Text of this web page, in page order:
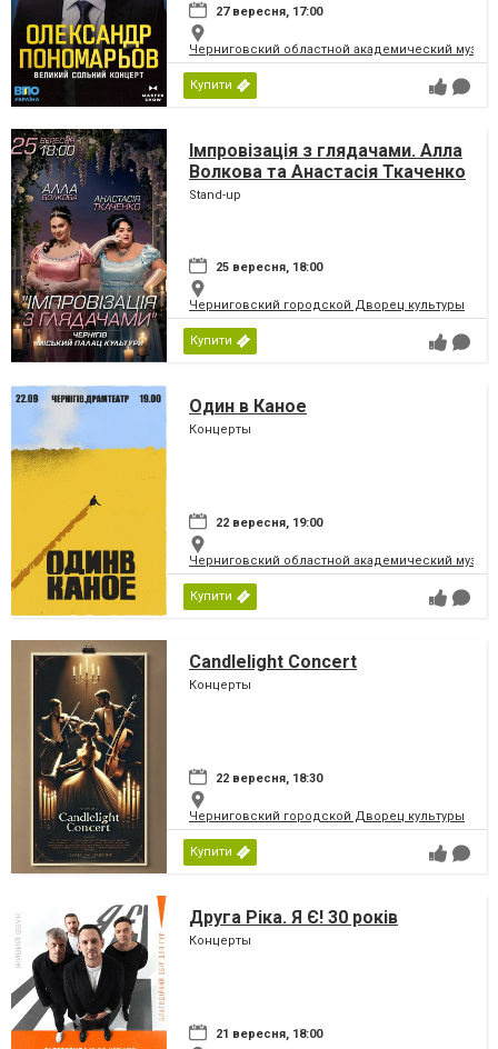
27 вересня, 17:00
Черниговский областной академический
Купити
Імпровізація з глядачами. Алла
Волкова та Анастасія Ткаченко
Stand-up
25 вересня, 18:00
Черниговский городской Дворец культуры
Купити
Один в Каное
Концерты
22 вересня, 19:00
Черниговский областной академический
Купити
Candlelight Concert
Концерты
22 вересня, 18:30
Черниговский городской Дворец культуры
Купити
Друга Ріка. Я Є! 30 років
Концерты
21 вересня, 18:00